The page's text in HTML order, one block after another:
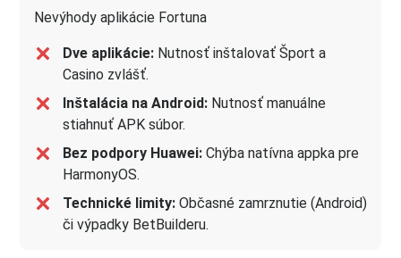
Nevýhody aplikácie Fortuna
Dve aplikácie: Nutnosť inštalovať Šport a
Casino zvlášť.
Inštalácia na Android: Nutnosť manuálne
stiahnuť APK súbor.
Bez podpory Huawei: Chýba natívna appka pre
HarmonyOS.
Technické limity: Občasné zamrznutie (Android)
či výpadky BetBuilderu.